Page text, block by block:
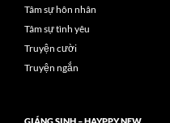
Tâm sự hôn nhân
Tâm sự tình yêu
Truyện cười
Truyện ngắn